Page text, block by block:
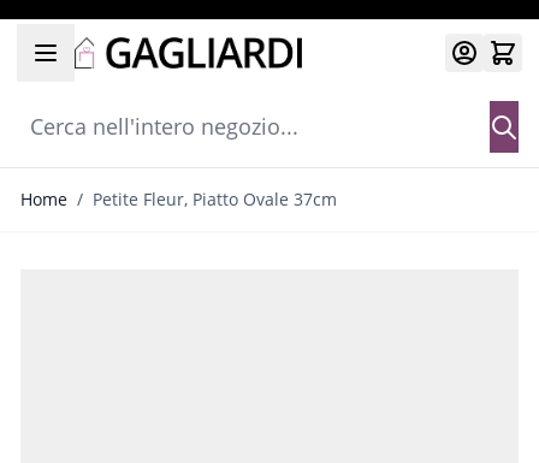
Salta al contenuto
Cerca nell'intero negozio...
Home / Petite Fleur, Piatto Ovale 37cm